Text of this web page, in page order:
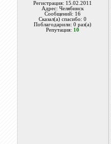
Регистрация: 15.02.2011
Адрес: Челябинск
Сообщений: 16
Сказал(а) спасибо: 0
Поблагодарили: 0 раз(а)
Репутация: 10